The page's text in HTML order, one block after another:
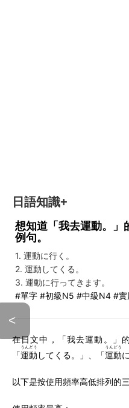
日語知識+
想知道「我去運動。」
例句。
1. 運動に行く。
2. 運動してくる。
3. 運動に行ってきます。
#單字 #初級N5 #中級N4 #實
<
在日文中，「我去運動。」
「運動
うんどう
してくる。」、「運動
うんどう
に
以下是按使用頻率高低排列的